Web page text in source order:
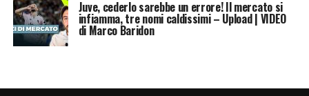
Juve, cederlo sarebbe un errore! Il mercato si
infiamma, tre nomi caldissimi – Upload | VIDEO
di Marco Baridon